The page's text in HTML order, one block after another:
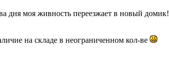
дня моя живность переезжает в новый домик!
на складе в неограниченном кол-ве